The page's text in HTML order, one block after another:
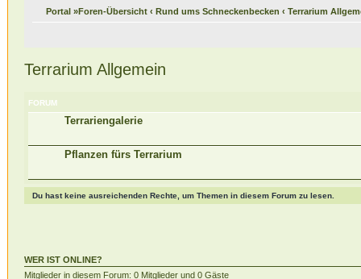
Portal»Foren-Übersicht ‹ Rund ums Schneckenbecken ‹ Terrarium
Terrarium Allgemein
FORUM
Terrariengalerie
Pflanzen fürs Terrarium
Du hast keine ausreichenden Rechte, um Themen in diesem Forum zu lesen.
WER IST ONLINE?
Mitglieder in diesem Forum: 0 Mitglieder und 0 Gäste